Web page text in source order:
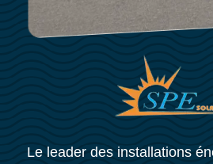
Le leader des installations